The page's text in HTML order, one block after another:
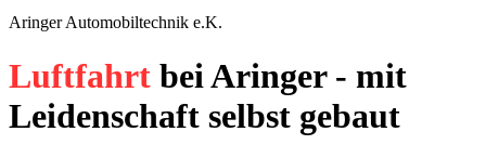
Aringer Automobiltechnik e.K.
Luftfahrt bei Aringer - mit
Leidenschaft selbst gebaut